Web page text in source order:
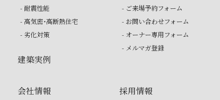
- 耐震性能
- 高気密・高断熱住宅
- 劣化対策
建築実例
- ご来場予約フォーム
- お問い合わせフォーム
- オーナー専用フォーム
- メルマガ登録
会社情報
採用情報